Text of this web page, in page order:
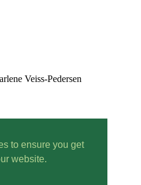
to ensure you get
website.
Veiss-Pedersen